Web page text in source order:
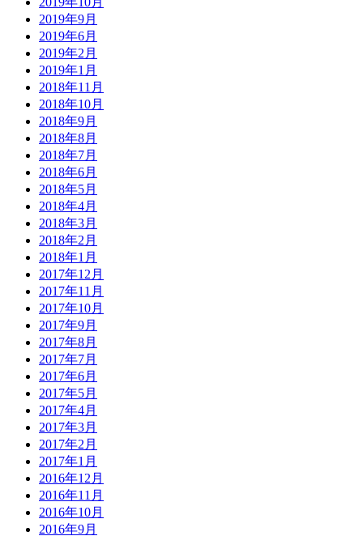
2019年9月
2019年6月
2019年2月
2019年1月
2018年11月
2018年10月
2018年9月
2018年8月
2018年7月
2018年6月
2018年5月
2018年4月
2018年3月
2018年2月
2018年1月
2017年12月
2017年11月
2017年10月
2017年9月
2017年8月
2017年7月
2017年6月
2017年5月
2017年4月
2017年3月
2017年2月
2017年1月
2016年12月
2016年11月
2016年10月
2016年9月